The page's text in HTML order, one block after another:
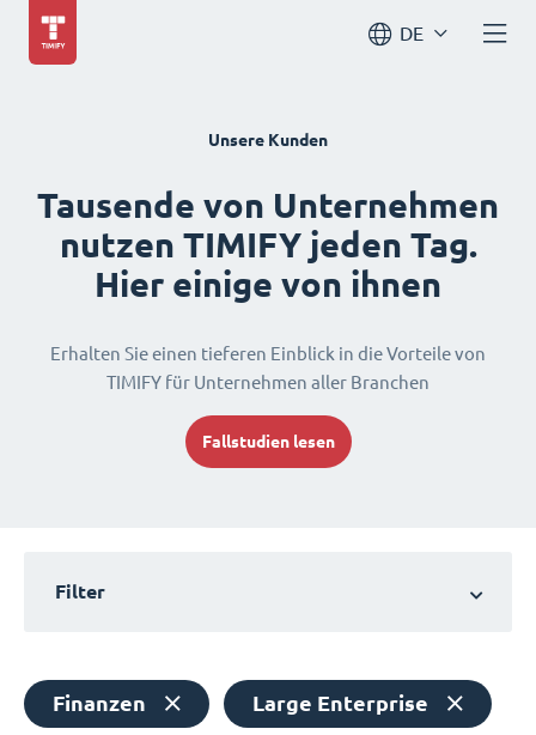
DE
Unsere Kunden
Tausende von Unternehmen
nutzen TIMIFY jeden Tag.
Hier einige von ihnen
Erhalten Sie einen tieferen Einblick in die Vorteile von
TIMIFY für Unternehmen aller Branchen
Fallstudien lesen
Filter
Finanzen Large Enterprise